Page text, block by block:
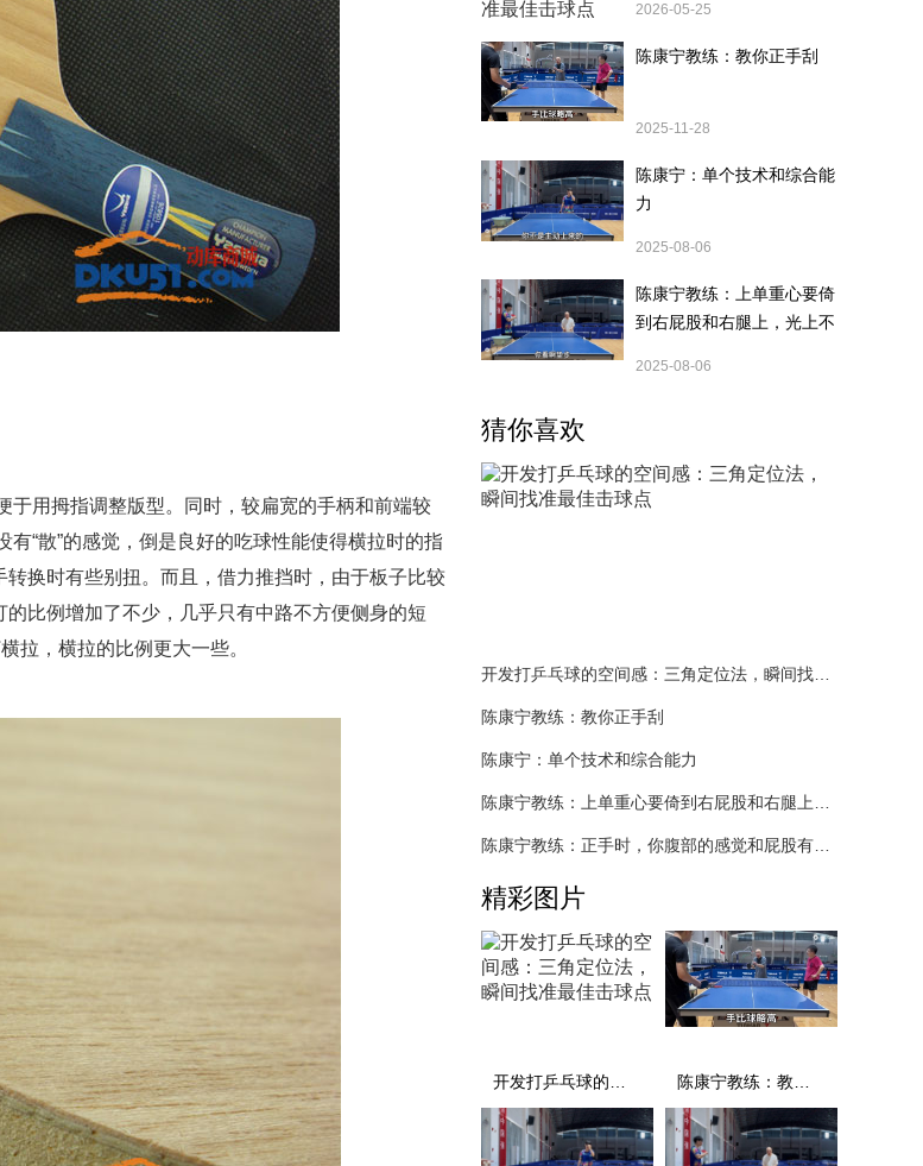
于用拇指调整版型。同时，较扁宽的手柄和前端较
“散”的感觉，倒是良好的吃球性能使得横拉时的指
换时有些别扭。而且，借力推挡时，由于板子比较
比例增加了不少，几乎只有中路不方便侧身的短
拉，横拉的比例更大一些。
2026-05-25
陈康宁教练：教你正手刮
2025-11-28
陈康宁：单个技术和综合能
力
2025-08-06
陈康宁教练：上单重心要倚
到右屁股和右腿上，光上不
2025-08-06
猜你喜欢
陈康宁教练：教你正手刮
陈康宁：单个技术和综合能力
精彩图片